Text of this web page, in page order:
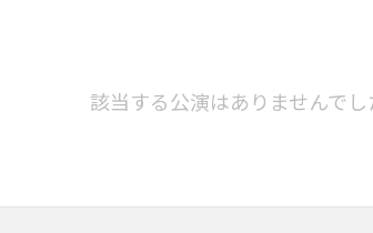
該当する公演はありませんでし